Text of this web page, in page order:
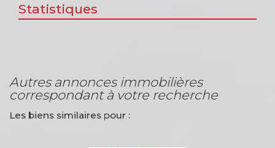
Statistiques
autres annonces immobilières
correspondant à votre recherche
Les biens similaires pour :